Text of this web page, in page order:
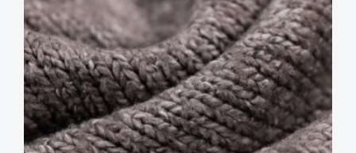
Více o internetu
Často hledané dotazy
Dostupnost
Blog
Kontakt